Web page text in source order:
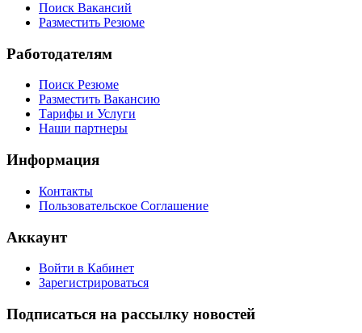
Поиск Вакансий
Разместить Резюме
Работодателям
Поиск Резюме
Разместить Вакансию
Тарифы и Услуги
Наши партнеры
Информация
Контакты
Пользовательское Соглашение
Аккаунт
Войти в Кабинет
Зарегистрироваться
Подписаться на рассылку новостей